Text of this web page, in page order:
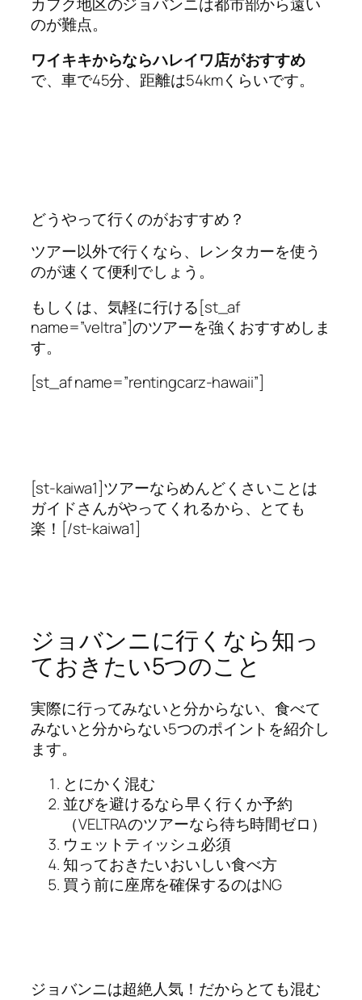
のが難点。
ワイキキからならハレイワ店がおすすめ
で、車で45分、距離は54kmくらいです。
どうやって行くのがおすすめ？
ツアー以外で行くなら、レンタカーを使う
のが速くて便利でしょう。
もしくは、気軽に行ける[st_af
name=”veltra”]のツアーを強くおすすめしま
す。
[st_af name=”rentingcarz-hawaii”]
[st-kaiwa1]ツアーならめんどくさいことは
ガイドさんがやってくれるから、とても
楽！[/st-kaiwa1]
ジョバンニに行くなら知っ
ておきたい5つのこと
実際に行ってみないと分からない、食べて
みないと分からない5つのポイントを紹介し
ます。
とにかく混む
並びを避けるなら早く行くか予約
（VELTRAのツアーなら待ち時間ゼロ）
ウェットティッシュ必須
知っておきたいおいしい食べ方
買う前に座席を確保するのはNG
ジョバンニは超絶人気！だからとても混む